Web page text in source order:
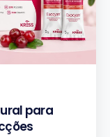
para